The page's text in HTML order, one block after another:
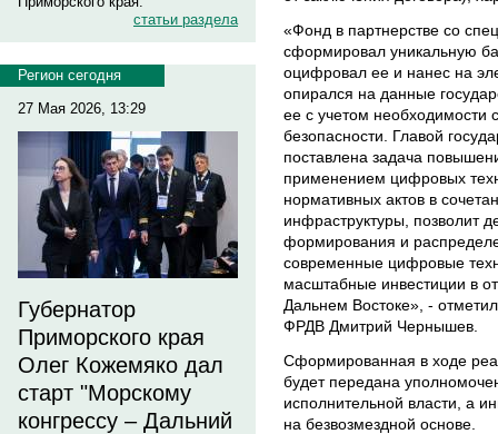
статьи раздела
Регион сегодня
27 Мая 2026, 13:29
Губернатор
Приморского края
Олег Кожемяко дал
старт "Морскому
конгрессу – Дальний
«Фонд в партнерстве со
сформировал уникальную
оцифровал ее и нанес на
опирался на данные
ее с учетом необходимости
безопасности. Главой
поставлена задача
применением цифровых
нормативных актов в
инфраструктуры, позволит
формирования и
современные цифровые
масштабные инвестиции в
Дальнем Востоке», -
ФРДВ Дмитрий Чернышев.
Сформированная в ходе
будет передана
исполнительной власти, а
на безвозмездной основе.